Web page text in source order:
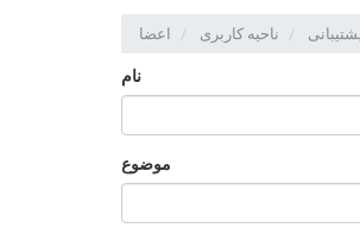
اعضا ناحیه کاربری
نام
موضوع